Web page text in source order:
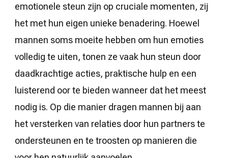
emotionele steun zijn op cruciale momenten, zij
het met hun eigen unieke benadering. Hoewel
mannen soms moeite hebben om hun emoties
volledig te uiten, tonen ze vaak hun steun door
daadkrachtige acties, praktische hulp en een
luisterend oor te bieden wanneer dat het meest
nodig is. Op die manier dragen mannen bij aan
het versterken van relaties door hun partners te
ondersteunen en te troosten op manieren die